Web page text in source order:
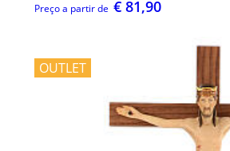
Preço a partir de € 81,90
OUTLET